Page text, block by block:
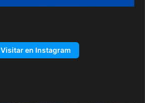
Visitar en Instagram